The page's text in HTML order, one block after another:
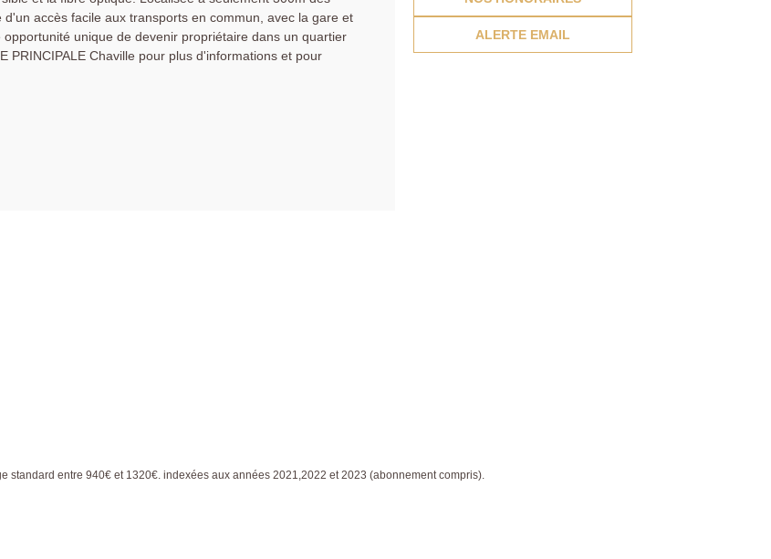
accès facile aux transports en commun, avec la gare et
unique de devenir propriétaire dans un quartier
PRINCIPALE Chaville pour plus d'informations et pour
ALERTE EMAIL
standard entre 940€ et 1320€. indexées aux années 2021,2022 et 2023 (abonnement compris).